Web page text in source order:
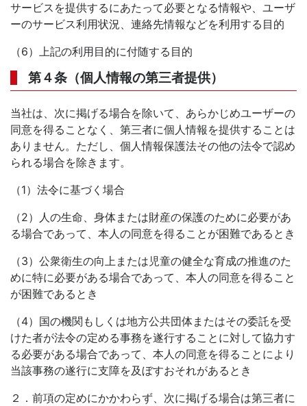
サービスを提供するにあたって必要となる情報や、ユーザ
ーのサービス利用状況、連絡先情報などを利用する目的
（6）上記の利用目的に付随する目的
第４条（個人情報の第三者提供）
当社は、次に掲げる場合を除いて、あらかじめユーザーの
同意を得ることなく、第三者に個人情報を提供することは
ありません。ただし、個人情報保護法その他の法令で認め
られる場合を除きます。
（1）法令に基づく場合
（2）人の生命、身体または財産の保護のために必要があ
る場合であって、本人の同意を得ることが困難であるとき
（3）公衆衛生の向上または児童の健全な育成の推進のた
めに特に必要がある場合であって、本人の同意を得ること
が困難であるとき
（4）国の機関もしくは地方公共団体またはその委託を受
けた者が法令の定める事務を遂行することに対して協力す
る必要がある場合であって、本人の同意を得ることにより
当該事務の遂行に支障を及ぼすおそれがあるとき
２．前項の定めにかかわらず、次に掲げる場合は第三者に